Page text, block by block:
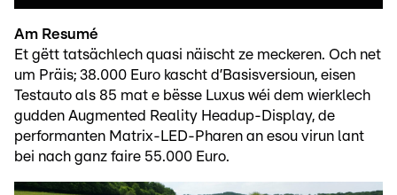
Am Resumé
Et gëtt tatsächlech quasi näischt ze meckeren. Och net
um Präis; 38.000 Euro kascht d’Basisversioun, eisen
Testauto als 85 mat e bësse Luxus wéi dem wierklech
gudden Augmented Reality Headup-Display, de
performanten Matrix-LED-Pharen an esou virun lant
bei nach ganz faire 55.000 Euro.